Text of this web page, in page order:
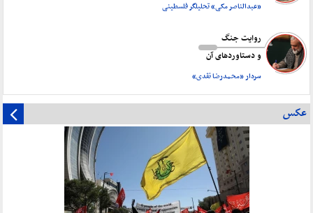
«عبدالناصر مکی» تحلیلگر فلسطینی
روایت جنگ
و دستاورد‌های آن
سردار «محمدرضا نقدی»
عکس